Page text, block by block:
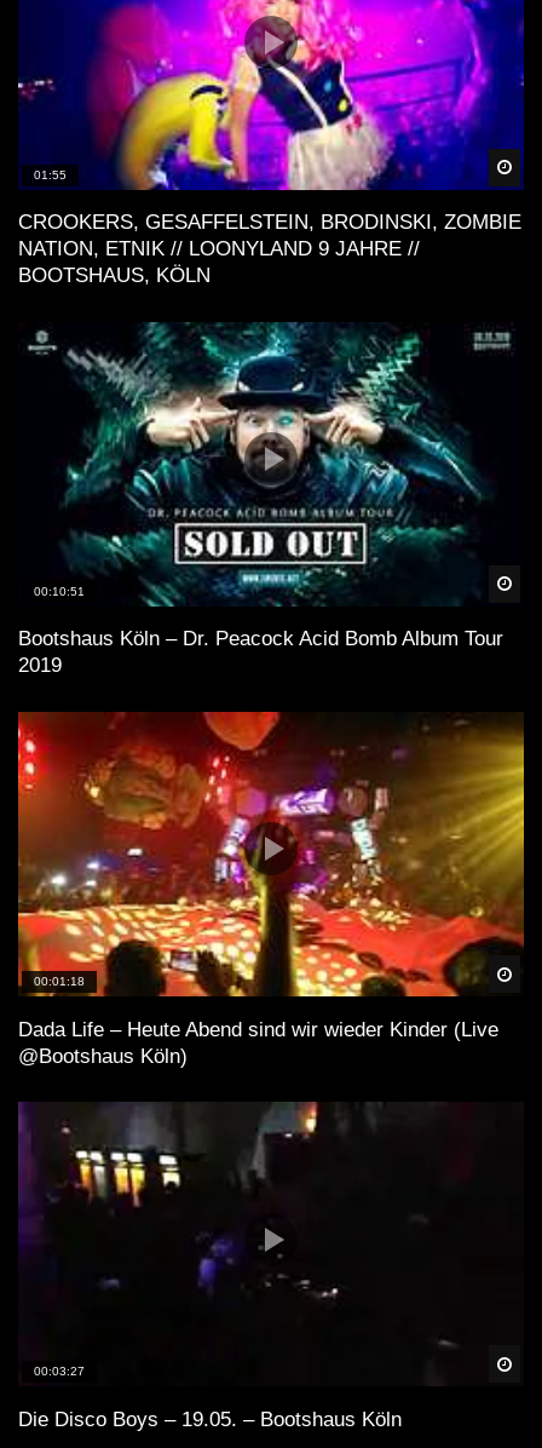
01:55
CROOKERS, GESAFFELSTEIN, BRODINSKI, ZOMBIE
NATION, ETNIK // LOONYLAND 9 JAHRE //
BOOTSHAUS, KÖLN
00:10:51
Bootshaus Köln – Dr. Peacock Acid Bomb Album Tour
2019
00:01:18
Dada Life – Heute Abend sind wir wieder Kinder (Live
@Bootshaus Köln)
00:03:27
Die Disco Boys – 19.05. – Bootshaus Köln